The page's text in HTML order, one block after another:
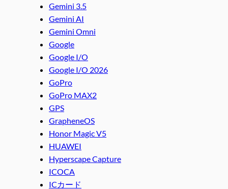
Gemini 3.5
Gemini AI
Gemini Omni
Google
Google I/O
Google I/O 2026
GoPro
GoPro MAX2
GPS
GrapheneOS
Honor Magic V5
HUAWEI
Hyperscape Capture
ICOCA
ICカード